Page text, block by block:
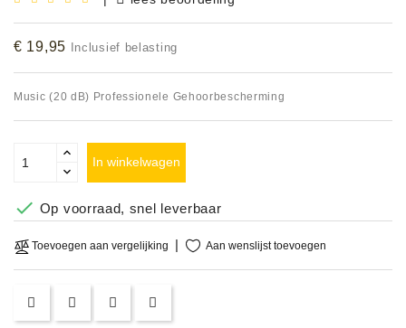
Accessoires
OCCASIONS
DEMONSTRATIES
CLINICS
VERHUUR,
€ 19,95 Inclusief belasting
Music (20 dB) Professionele Gehoorbescherming
In winkelwagen
 Op voorraad, snel leverbaar
Toevoegen aan vergelijking Aan wenslijst toevoegen